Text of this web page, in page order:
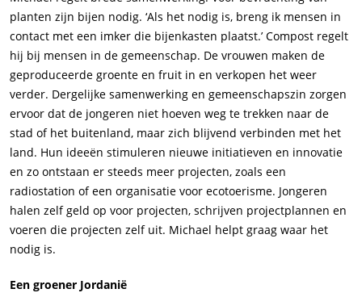
planten zijn bijen nodig. ‘Als het nodig is, breng ik mensen in
contact met een imker die bijenkasten plaatst.’ Compost regelt
hij bij mensen in de gemeenschap. De vrouwen maken de
geproduceerde groente en fruit in en verkopen het weer
verder. Dergelijke samenwerking en gemeenschapszin zorgen
ervoor dat de jongeren niet hoeven weg te trekken naar de
stad of het buitenland, maar zich blijvend verbinden met het
land. Hun ideeën stimuleren nieuwe initiatieven en innovatie
en zo ontstaan er steeds meer projecten, zoals een
radiostation of een organisatie voor ecotoerisme. Jongeren
halen zelf geld op voor projecten, schrijven projectplannen en
voeren die projecten zelf uit. Michael helpt graag waar het
nodig is.
Een groener Jordanië